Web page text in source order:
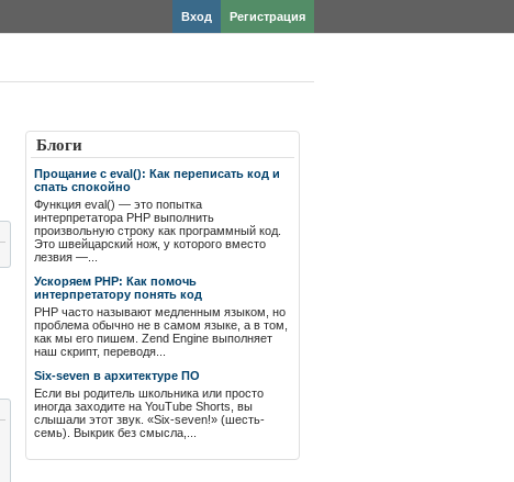
Регистрация
Вход
Блоги
Прощание с eval(): Как переписать код и
спать спокойно
Функция eval() — это попытка
интерпретатора PHP выполнить
произвольную строку как программный код.
Это швейцарский нож, у которого вместо
лезвия —...
Ускоряем PHP: Как помочь
интерпретатору понять код
PHP часто называют медленным языком, но
проблема обычно не в самом языке, а в том,
как мы его пишем. Zend Engine выполняет
наш скрипт, переводя...
Six-seven в архитектуре ПО
Если вы родитель школьника или просто
иногда заходите на YouTube Shorts, вы
слышали этот звук. «Six-seven!» (шесть-
семь). Выкрик без смысла,...